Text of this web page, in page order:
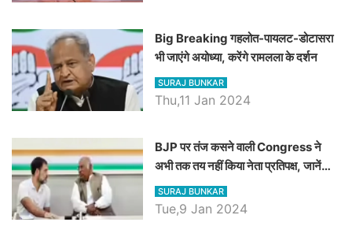
Big Breaking गहलोत-पायलट-डोटासरा
भी जाएंगे अयोध्या, करेंगे रामलला के दर्शन
SURAJ BUNKAR
Thu,11 Jan 2024
BJP पर तंज कसने वाली Congress ने
अभी तक तय नहीं किया नेता प्रतिपक्ष, जानें
कौन होगा दावेदार
SURAJ BUNKAR
Tue,9 Jan 2024